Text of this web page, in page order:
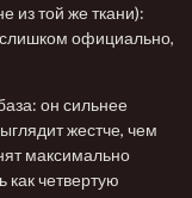
из той же ткани):
слишком официально,
он сильнее
жестче, чем
максимально
как четвертую